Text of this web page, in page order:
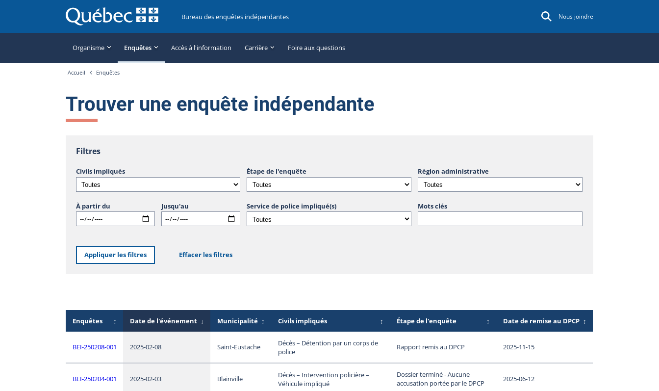
Bureau des enquêtes indépendantes Nous joindre
Organisme Enquêtes Accès à l'information Carrière Foire aux questions
Accueil Enquêtes
Trouver une enquête indépendante
Filtres
Civils impliqués Étape de l'enquête Région administrative
À partir du Jusqu'au Service de police impliqué(s) Mots clés
Appliquer les filtres Effacer les filtres
Enquêtes ↕ Date de l'événement ↓ Municipalité ↕ Civils impliqués ↕ Étape de l'enquête ↕ Date de remise au DPCP ↕
BEI-250208-001 2025-02-08 Saint-Eustache
Décès – Détention par un corps de
police
Rapport remis au DPCP 2025-11-15
BEI-250204-001 2025-02-03 Blainville
Décès – Intervention policière –
Véhicule impliqué
Dossier terminé - Aucune
accusation portée par le DPCP
2025-06-12